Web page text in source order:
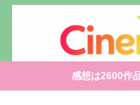
感想は2600作